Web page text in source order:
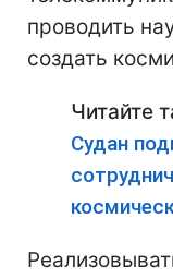
проводить
создать
Читайте
Судан